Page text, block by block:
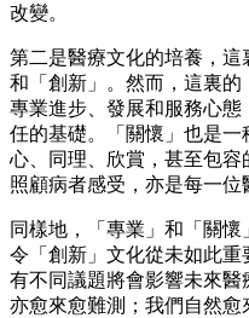
改變。
第二是醫療文化的培養，這
和「創新」。然而，這裏
專業進步、發展和服務心
任的基礎。「關懷」也是
心、同理、欣賞，甚至包
照顧病者感受，亦是每一位
同樣地，「專業」和「關
令「創新」文化從未如此
有不同議題將會影響未來醫
亦愈來愈難測；我們自然愈